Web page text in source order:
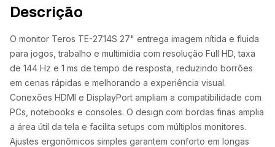
Descrição
O monitor Teros TE-2714S 27" entrega imagem nítida e fluida
para jogos, trabalho e multimídia com resolução Full HD, taxa
de 144 Hz e 1 ms de tempo de resposta, reduzindo borrões
em cenas rápidas e melhorando a experiência visual.
Conexões HDMI e DisplayPort ampliam a compatibilidade com
PCs, notebooks e consoles. O design com bordas finas amplia
a área útil da tela e facilita setups com múltiplos monitores.
Ajustes ergonômicos simples garantem conforto em longas